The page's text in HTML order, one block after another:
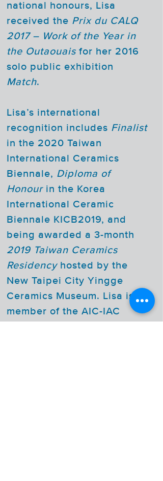
national honours, Lisa
received the Prix du CALQ
2017 – Work of the Year in
the Outaouaisfor her 2016
solo public exhibition
Match.
Lisa’s international
recognition includes Finalist
in the 2020 Taiwan
International Ceramics
Biennale, Diploma of
Honourin the Korea
International Ceramic
Biennale KICB2019, and
being awarded a 3-month
2019 Taiwan Ceramics
Residencyhosted by the
New Taipei City Yingge
Ceramics Museum. Lisa is a
member of the AIC-IAC